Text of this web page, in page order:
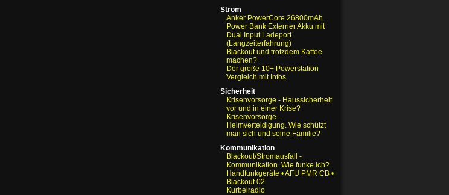
Strom
Anker PowerCore 26800mAh
Power Bank Externer Akku mit
Dual Input Ladeport
(Langzeiterfahrung)
Blackout und trotzdem Kaffee
machen?
Der große 10+ Powerstation
Vergleich mit Infos
Sicherheit
Krisenvorsorge - Haussicherheit
vor und in einer Krise?
Krisenvorsorge -
Heimverteidigung. Wie schützt
man sich und seine Familie?
Kommunikation
Blackout/Stromausfall -
Kommunikation. Wie funke ich?
Handfunkgeräte • AFU PMR CB •
Blackout 02
Kurbelradio